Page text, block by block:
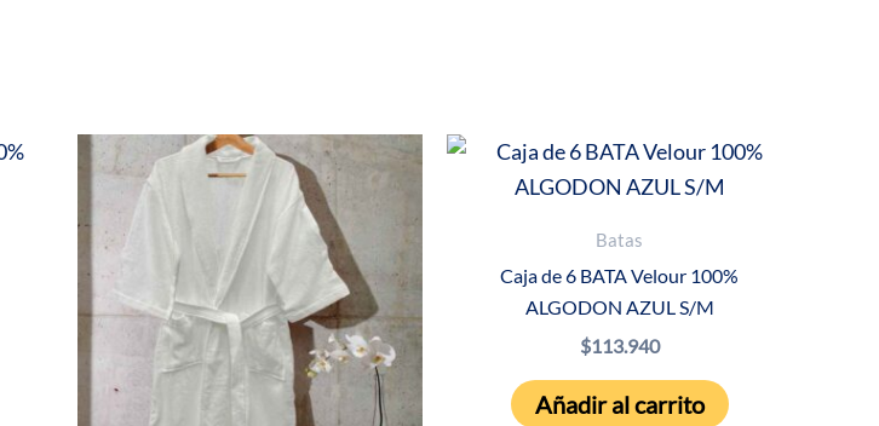
Batas
Caja de 6 BATA Velour 100%
ALGODON AZUL S/M
$113.940
Añadir al carrito